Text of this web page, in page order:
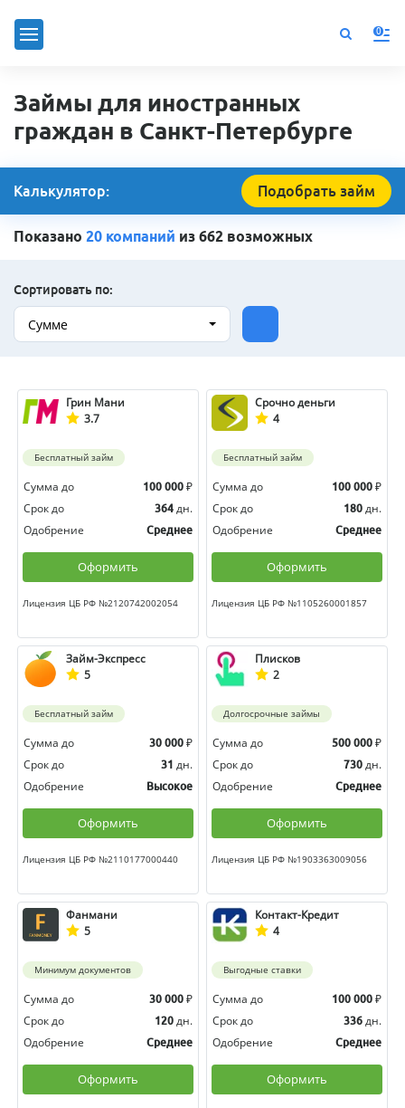
0
Займы для иностранных
граждан в Санкт-Петербурге
Калькулятор: Подобрать займ
Показано 20 компаний из 662 возможных
Сортировать по:
Сумме
Грин Мани
3.7
Бесплатный займ
Сумма до 100 000 ₽
Срок до
364 дн.
Одобрение
Среднее
Оформить
Лицензия ЦБ РФ №2120742002054
Срочно деньги
4
Бесплатный займ
Сумма до 100 000 ₽
Срок до
180 дн.
Одобрение
Среднее
Оформить
Лицензия ЦБ РФ №1105260001857
Займ-Экспресс
5
Бесплатный займ
Сумма до 30 000 ₽
Срок до
31 дн.
Одобрение
Высокое
Оформить
Лицензия ЦБ РФ №2110177000440
Плисков
2
Долгосрочные займы
Сумма до 500 000 ₽
Срок до
730 дн.
Одобрение
Среднее
Оформить
Лицензия ЦБ РФ №1903363009056
Фанмани
5
Минимум документов
Сумма до 30 000 ₽
Срок до
120 дн.
Одобрение
Среднее
Оформить
Контакт-Кредит
4
Выгодные ставки
Сумма до 100 000 ₽
Срок до
336 дн.
Одобрение
Среднее
Оформить